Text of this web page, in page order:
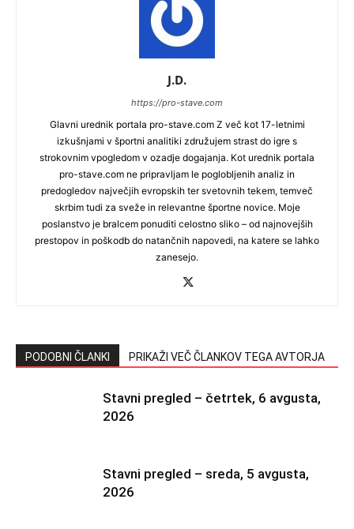
J.D.
https://pro-stave.com
Glavni urednik portala pro-stave.com Z več kot 17-letnimi
izkušnjami v športni analitiki združujem strast do igre s
strokovnim vpogledom v ozadje dogajanja. Kot urednik portala
pro-stave.com ne pripravljam le poglobljenih analiz in
predogledov največjih evropskih ter svetovnih tekem, temveč
skrbim tudi za sveže in relevantne športne novice. Moje
poslanstvo je bralcem ponuditi celostno sliko – od najnovejših
prestopov in poškodb do natančnih napovedi, na katere se lahko
zanesejo.
PODOBNI ČLANKI PRIKAŽI VEČ ČLANKOV TEGA AVTORJA
Stavni pregled – četrtek, 6 avgusta,
2026
Stavni pregled – sreda, 5 avgusta,
2026